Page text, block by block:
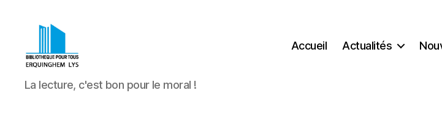
Bibliothèque
Pour
La lecture, c'est bon pour le moral !
Accueil Actualités